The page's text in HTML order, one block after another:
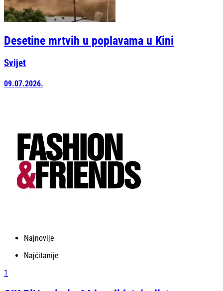
Desetine mrtvih u poplavama u Kini
Svijet
09.07.2026.
Najnovije
Najčitanije
1